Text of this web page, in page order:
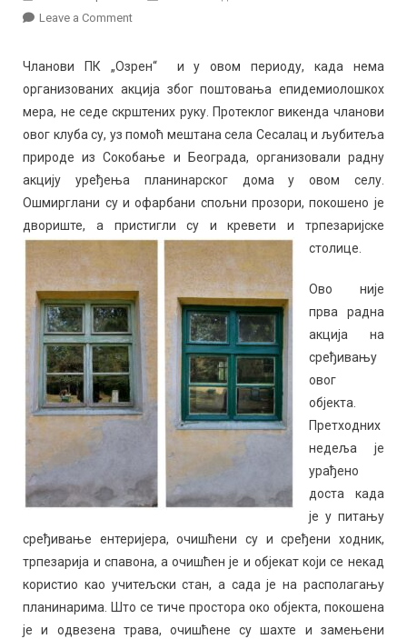
Leave a Commenton
планинарског
Чланови ПК „Озрен“ и у овом периоду, када нема
организованих акција због поштовања епидемиолошкох
мера, не седе скрштених руку. Протеклог викенда чланови
овог клуба су, уз помоћ мештана села Сесалац и љубитеља
природе из Сокобање и Београда, организовали радну
акцију уређења планинарског дома у овом селу.
Ошмирглани су и офарбани спољни прозори, покошено је
двориште, а пристигли су и кревети и трпезаријске
столице.
Ово није
прва радна
акција на
сређивању
овог
објекта.
Претходних
недеља је
урађено
доста када
је у питању
сређивање ентеријера, очишћени су и сређени ходник,
трпезарија и спавона, а очишћен је и објекат који се некад
користио као учитељски стан, а сада је на располагању
планинарима. Што се тиче простора око објекта, покошена
је и одвезена трава, очишћене су шахте и замењени